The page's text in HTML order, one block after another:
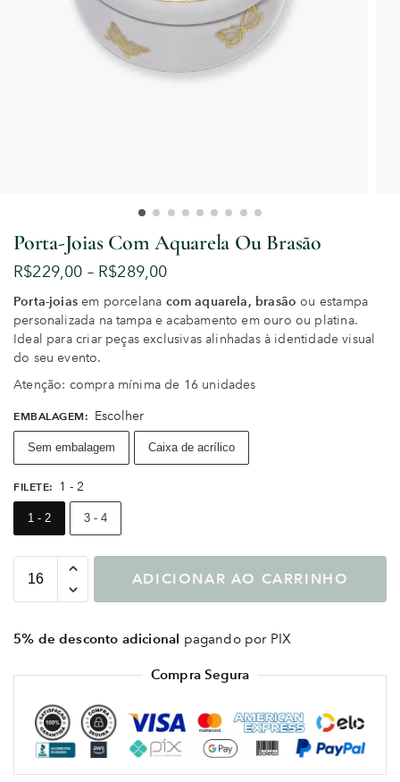
Porta-Joias Com Aquarela Ou Brasão
R$229,00 – R$289,00
Porta-joiasem porcelana com aquarela, brasão ou estampa
personalizada na tampa e acabamento em ouro ou platina.
Ideal para criar peças exclusivas alinhadas à identidade visual
do seu evento.
Atenção: compra mínima de 16 unidades
EMBALAGEM: Escolher
Sem embalagem Caixa de acrílico
FILETE: 1 - 2
1 - 2 3 - 4
ADICIONAR AO CARRINHO
5% de desconto adicional pagando por PIX
Compra Segura